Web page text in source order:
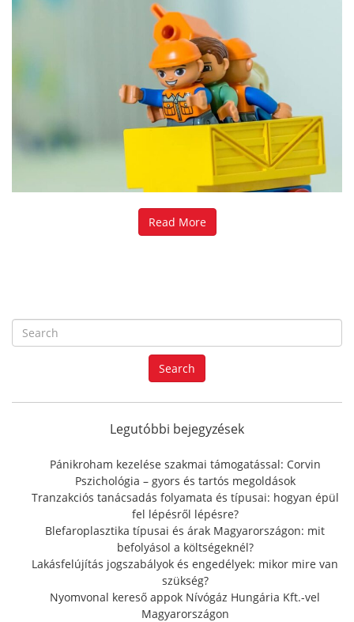
Read More
e
a
r
f
r
:
Search
Legutóbbi bejegyzések
Pánikroham kezelése szakmai támogatással: Corvin
Pszichológia – gyors és tartós megoldások
Tranzakciós tanácsadás folyamata és típusai: hogyan épül
fel lépésről lépésre?
Blefaroplasztika típusai és árak Magyarországon: mit
befolyásol a költségeknél?
Lakásfelújítás jogszabályok és engedélyek: mikor mire van
szükség?
Nyomvonal kereső appok Nívógáz Hungária Kft.-vel
Magyarországon